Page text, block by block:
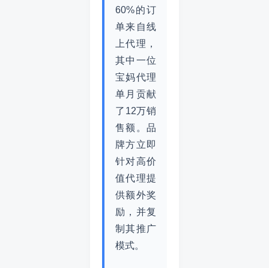
60%的订
单来自线
上代理，
其中一位
宝妈代理
单月贡献
了12万销
售额。品
牌方立即
针对高价
值代理提
供额外奖
励，并复
制其推广
模式。